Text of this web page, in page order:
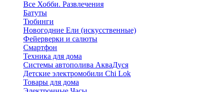
Все Хобби. Развлечения
Батуты
Тюбинги
Новогодние Ели (искусственные)
Фейерверки и салюты
Смартфон
Техника для дома
Системы автополива АкваДуся
Детские электромобили Chi Lok
Товары для дома